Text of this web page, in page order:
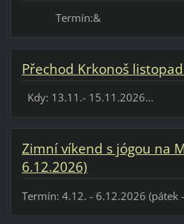
Termín:&
Přechod Krkonoš
Kdy: 13.11.- 15.11.2026...
Zimní víkend s jógou na
6.12.2026)
Termín: 4.12. - 6.12.2026 (pátek